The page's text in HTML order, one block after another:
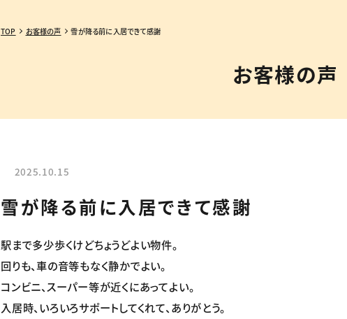
TOP お客様の声 雪が降る前に入居できて感謝
お客様の声
2025.10.15
雪が降る前に入居できて感謝
駅まで多少歩くけどちょうどよい物件。
回りも、車の音等もなく静かでよい。
コンビニ、スーパー等が近くにあってよい。
入居時、いろいろサポートしてくれて、ありがとう。